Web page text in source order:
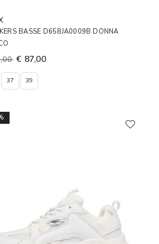
BASSE D658JA0009B DONNA
€ 87,00
37 39